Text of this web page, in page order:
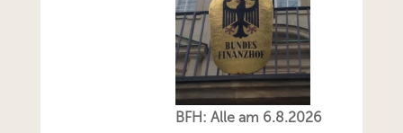
BFH: Alle am 6.8.2026